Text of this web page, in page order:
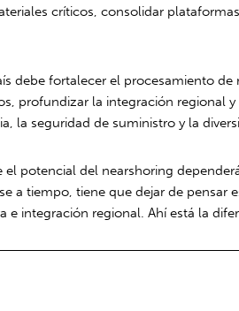
críticos, consolidar
debe fortalecer el procesamiento
profundizar la integración regional
la seguridad de suministro y la
potencial del nearshoring
a tiempo, tiene que dejar de
e integración regional. Ahí está la